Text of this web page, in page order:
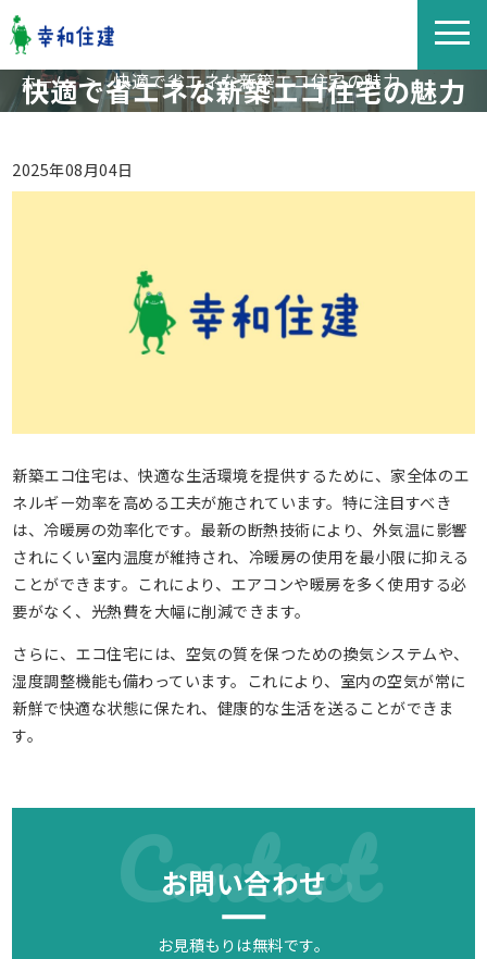
快適で省エネな新築エコ住宅の魅力
ホーム > 快適で省エネな新築エコ住宅の魅力
2025年08月04日
新築エコ住宅は、快適な生活環境を提供するために、家全体のエ
ネルギー効率を高める工夫が施されています。特に注目すべき
は、冷暖房の効率化です。最新の断熱技術により、外気温に影響
されにくい室内温度が維持され、冷暖房の使用を最小限に抑える
ことができます。これにより、エアコンや暖房を多く使用する必
要がなく、光熱費を大幅に削減できます。
さらに、エコ住宅には、空気の質を保つための換気システムや、
湿度調整機能も備わっています。これにより、室内の空気が常に
新鮮で快適な状態に保たれ、健康的な生活を送ることができま
す。
Contact
お問い合わせ
お見積もりは無料です。